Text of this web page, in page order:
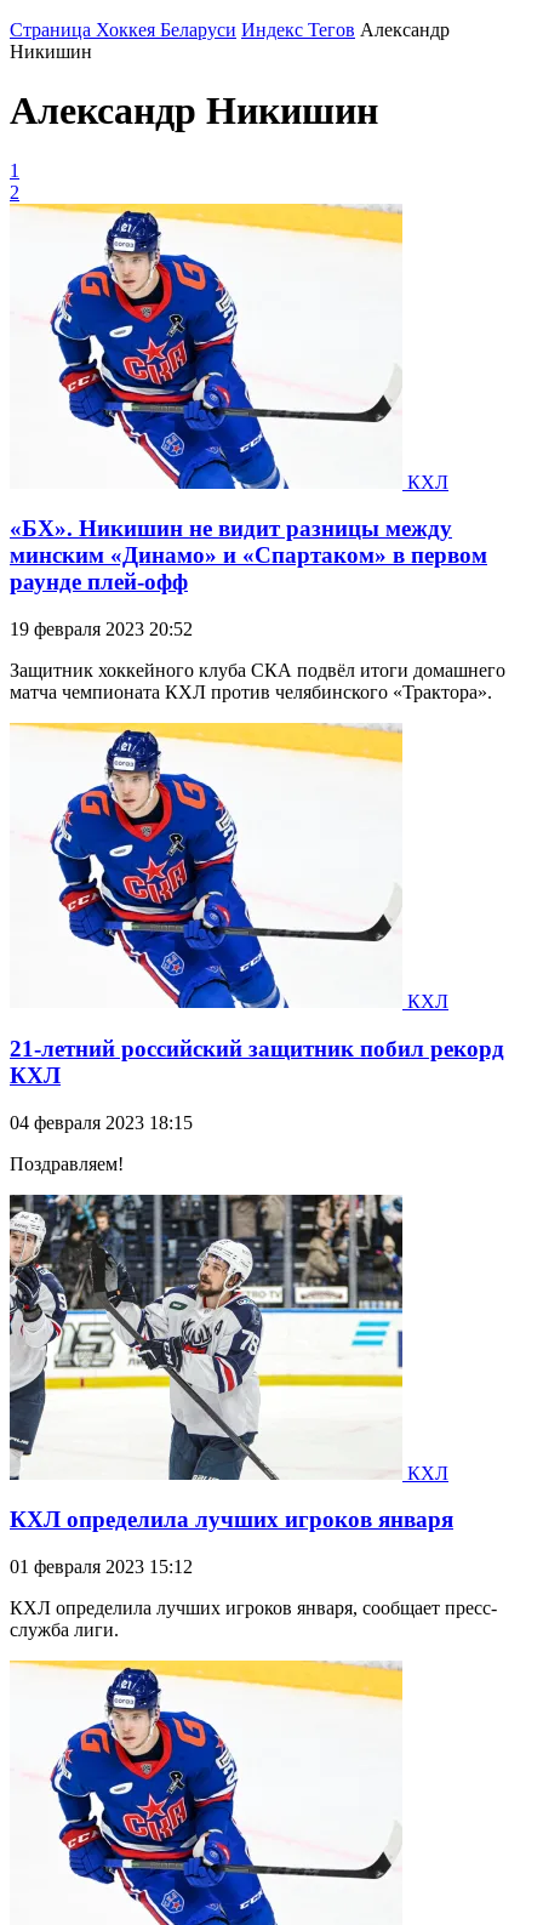
Страница Хоккея Беларуси Индекс Тегов Александр
Никишин
Александр Никишин
1
2
КХЛ
«БХ». Никишин не видит разницы между
минским «Динамо» и «Спартаком» в первом
раунде плей-офф
19 февраля 2023 20:52
Защитник хоккейного клуба СКА подвёл итоги домашнего
матча чемпионата КХЛ против челябинского «Трактора».
КХЛ
21-летний российский защитник побил рекорд
КХЛ
04 февраля 2023 18:15
Поздравляем!
КХЛ
КХЛ определила лучших игроков января
01 февраля 2023 15:12
КХЛ определила лучших игроков января, сообщает пресс-
служба лиги.